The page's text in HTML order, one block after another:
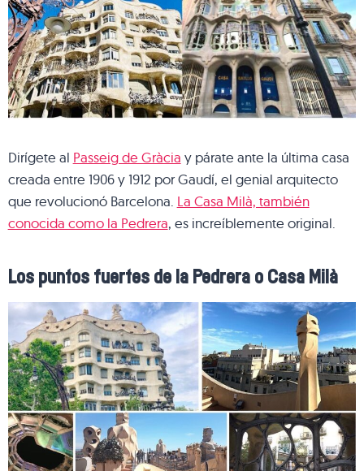
Dirígete al Passeig de Gràcia y párate ante la última casa
creada entre 1906 y 1912 por Gaudí, el genial arquitecto
que revolucionó Barcelona. La Casa Milà, también
conocida como la Pedrera, es increíblemente original.
Los puntos fuertes de la Pedrera o Casa Milà